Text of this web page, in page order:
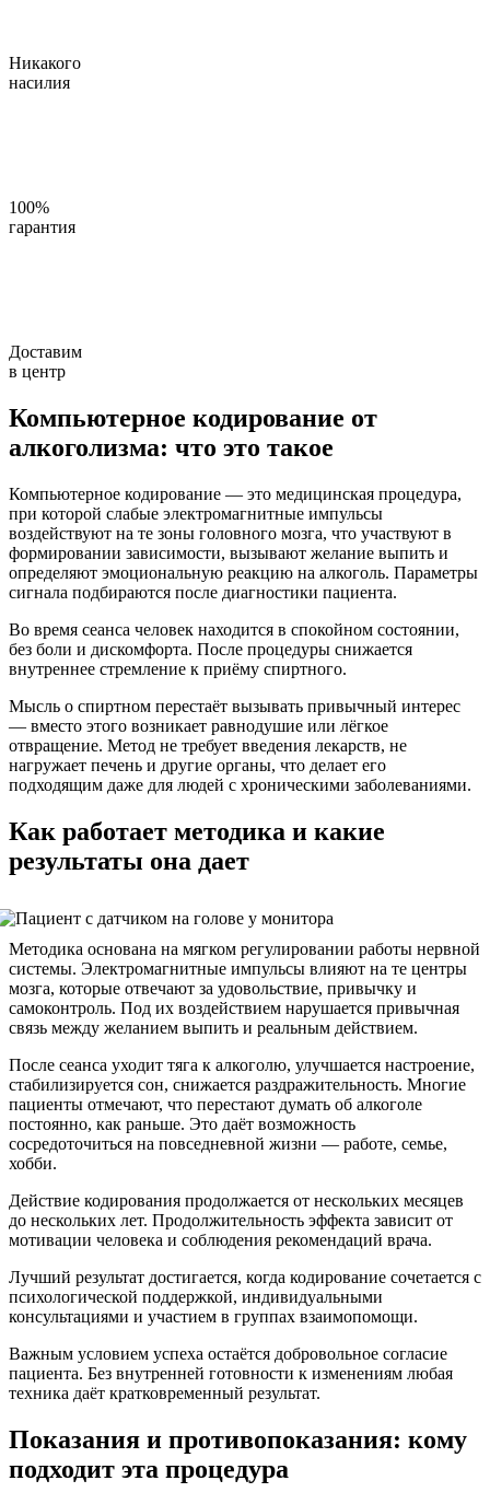
Никакого
насилия
100%
гарантия
Доставим
в центр
Компьютерное кодирование от
алкоголизма: что это такое
Компьютерное кодирование — это медицинская процедура,
при которой слабые электромагнитные импульсы
воздействуют на те зоны головного мозга, что участвуют в
формировании зависимости, вызывают желание выпить и
определяют эмоциональную реакцию на алкоголь. Параметры
сигнала подбираются после диагностики пациента.
Во время сеанса человек находится в спокойном состоянии,
без боли и дискомфорта. После процедуры снижается
внутреннее стремление к приёму спиртного.
Мысль о спиртном перестаёт вызывать привычный интерес
— вместо этого возникает равнодушие или лёгкое
отвращение. Метод не требует введения лекарств, не
нагружает печень и другие органы, что делает его
подходящим даже для людей с хроническими заболеваниями.
Как работает методика и какие
результаты она дает
Методика основана на мягком регулировании работы нервной
системы. Электромагнитные импульсы влияют на те центры
мозга, которые отвечают за удовольствие, привычку и
самоконтроль. Под их воздействием нарушается привычная
связь между желанием выпить и реальным действием.
После сеанса уходит тяга к алкоголю, улучшается настроение,
стабилизируется сон, снижается раздражительность. Многие
пациенты отмечают, что перестают думать об алкоголе
постоянно, как раньше. Это даёт возможность
сосредоточиться на повседневной жизни — работе, семье,
хобби.
Действие кодирования продолжается от нескольких месяцев
до нескольких лет. Продолжительность эффекта зависит от
мотивации человека и соблюдения рекомендаций врача.
Лучший результат достигается, когда кодирование сочетается с
психологической поддержкой, индивидуальными
консультациями и участием в группах взаимопомощи.
Важным условием успеха остаётся добровольное согласие
пациента. Без внутренней готовности к изменениям любая
техника даёт кратковременный результат.
Показания и противопоказания: кому
подходит эта процедура